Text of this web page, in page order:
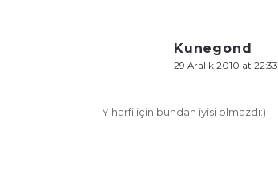
Kunegond
29 Aralık 2010 at 22:33
Y harfi için bundan iyisi olmazdı:)